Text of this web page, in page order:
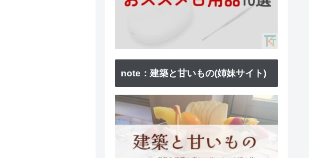
note：建築と甘いもの(姉妹サイト)